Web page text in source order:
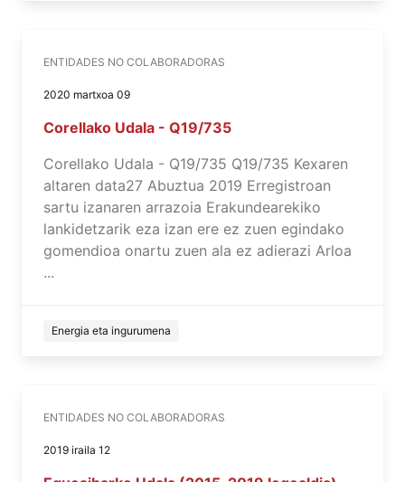
ENTIDADES NO COLABORADORAS
2020 martxoa 09
Corellako Udala - Q19/735
Corellako Udala - Q19/735 Q19/735 Kexaren
altaren data27 Abuztua 2019 Erregistroan
sartu izanaren arrazoia Erakundearekiko
lankidetzarik eza izan ere ez zuen egindako
gomendioa onartu zuen ala ez adierazi Arloa
...
Energia eta ingurumena
ENTIDADES NO COLABORADORAS
2019 iraila 12